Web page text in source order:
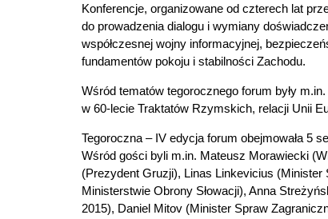
Konferencje, organizowane od czterech lat
do prowadzenia dialogu i wymiany
współczesnej wojny informacyjnej,
fundamentów pokoju i stabilności Zachodu.
Wśród tematów tegorocznego forum były
w 60-lecie Traktatów Rzymskich, relacji Unii
Tegoroczna – IV edycja forum obejmowała 5
Wśród gości byli m.in. Mateusz Morawiecki
(Prezydent Gruzji), Linas Linkevicius
Ministerstwie Obrony Słowacji), Anna
2015), Daniel Mitov (Minister Spraw